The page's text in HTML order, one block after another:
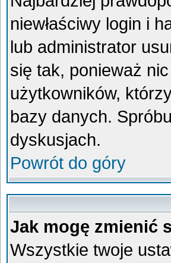
niewłaściwy login i
lub administrator
się tak, ponieważ
użytkowników,
bazy danych.
dyskusjach.
Powrót do góry
Jak mogę zmienić
Wszystkie twoje